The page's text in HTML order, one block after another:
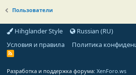
Пользователи
Hihglander Style
Russian (RU)
Условия и правила
Политика
R
Разработка и поддержка форума: XenForo.ws